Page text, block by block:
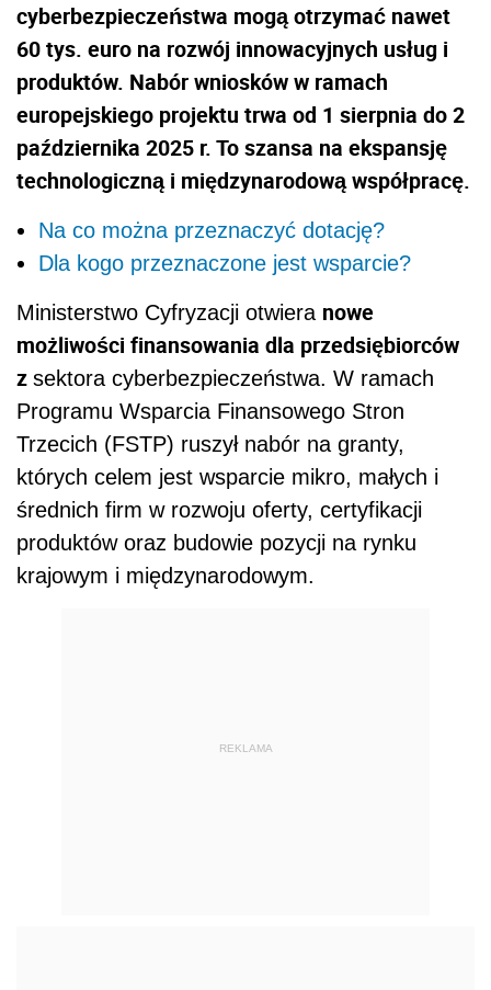
cyberbezpieczeństwa mogą otrzymać nawet
60 tys. euro na rozwój innowacyjnych usług i
produktów. Nabór wniosków w ramach
europejskiego projektu trwa od 1 sierpnia do 2
października 2025 r. To szansa na ekspansję
technologiczną i międzynarodową współpracę.
Na co można przeznaczyć dotację?
Dla kogo przeznaczone jest wsparcie?
Ministerstwo Cyfryzacji otwiera nowe
możliwości finansowania dla przedsiębiorców
z sektora cyberbezpieczeństwa. W ramach
Programu Wsparcia Finansowego Stron
Trzecich (FSTP) ruszył nabór na granty,
których celem jest wsparcie mikro, małych i
średnich firm w rozwoju oferty, certyfikacji
produktów oraz budowie pozycji na rynku
krajowym i międzynarodowym.
REKLAMA